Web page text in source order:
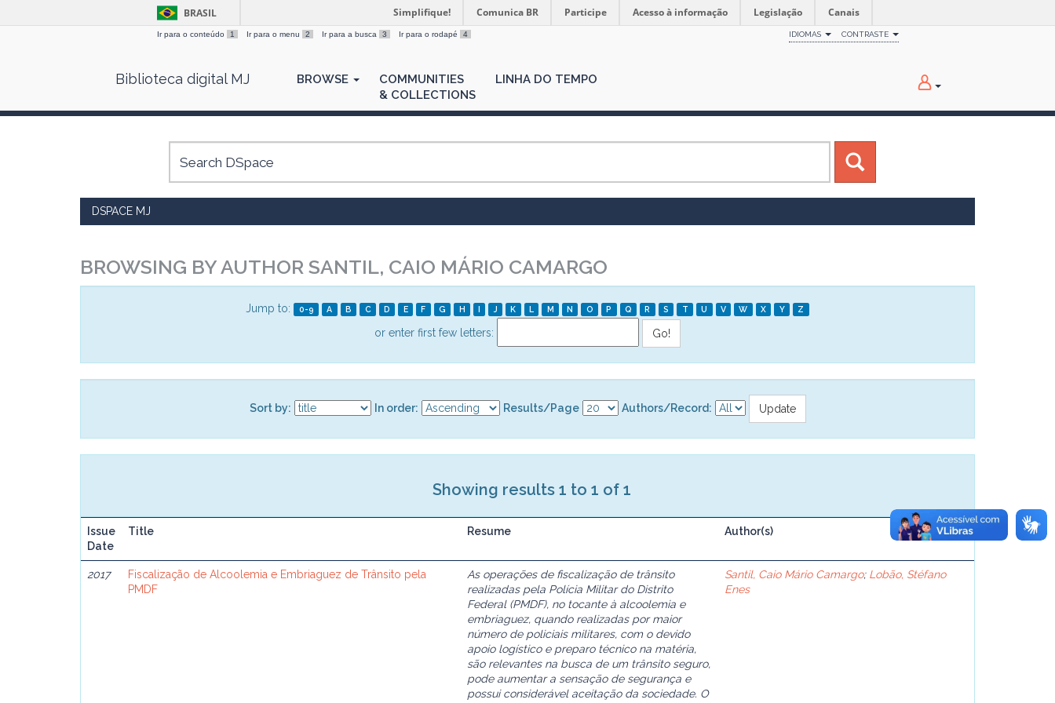
BRASIL Simplifique! Comunica BR Participe Acesso à informação Legislação Canais
Ir para o conteúdo 1 Ir para o menu 2 Ir para a busca 3 Ir para o rodapé 4 IDIOMAS CONTRASTE
Biblioteca digital MJ BROWSE
COMMUNITIES
& COLLECTIONS
LINHA DO TEMPO
DSPACE MJ
BROWSING BY AUTHOR SANTIL, CAIO MÁRIO CAMARGO
Jump to: 0-9 A B C D E F G H I J K L M N O P Q R S T U V W X Y Z
or enter first few letters:
Sort by: In order: Results/Page Authors/Record:
Showing results 1 to 1 of 1
Issue
Date
Title Resume Author(s)
2017
Fiscalização de Alcoolemia e Embriaguez de Trânsito pela
PMDF
As operações de fiscalização de trânsito
realizadas pela Polícia Militar do Distrito
Federal (PMDF), no tocante à alcoolemia e
embriaguez, quando realizadas por maior
número de policiais militares, com o devido
apoio logístico e preparo técnico na matéria,
são relevantes na busca de um trânsito seguro,
pode aumentar a sensação de segurança e
possui considerável aceitação da sociedade. O
Santil, Caio Mário Camargo; Lobão, Stéfano
Enes